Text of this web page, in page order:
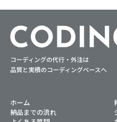
コーディングの代行・外注は
品質と実積のコーディングベースへ
ホーム
納品までの流れ